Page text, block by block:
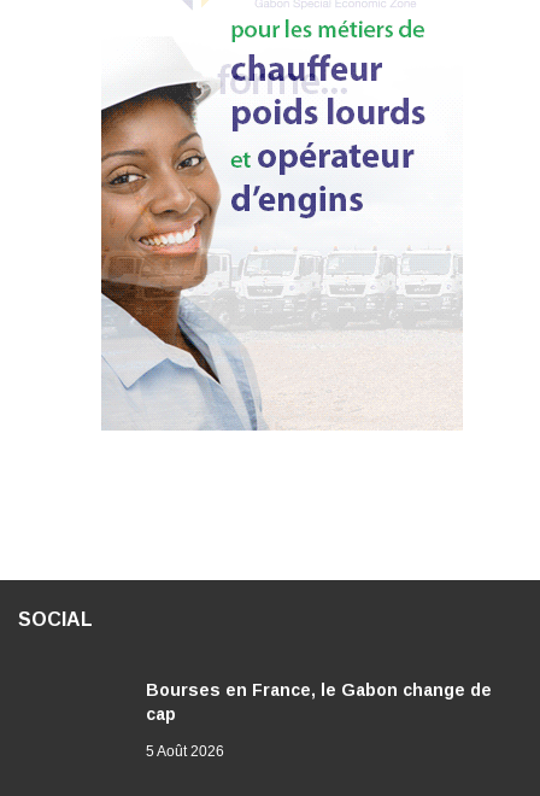
SOCIAL
Bourses en France, le Gabon change de
cap
5 Août 2026